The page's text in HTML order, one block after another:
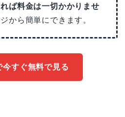
ば料金は一切かかりませ
から簡単にできます。
今すぐ無料で見る